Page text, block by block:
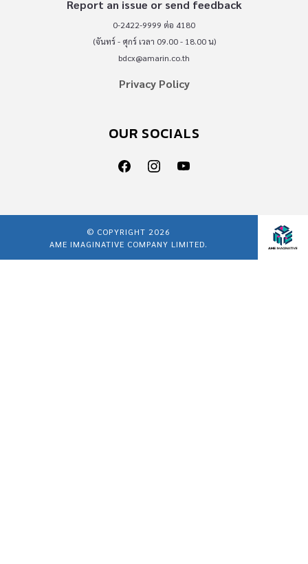
Report an issue or send feedback
0-2422-9999 ต่อ 4180
(จันทร์ - ศุกร์ เวลา 09.00 - 18.00 น)
bdcx@amarin.co.th
Privacy Policy
OUR SOCIALS
© COPYRIGHT 2026
AME IMAGINATIVE COMPANY LIMITED.